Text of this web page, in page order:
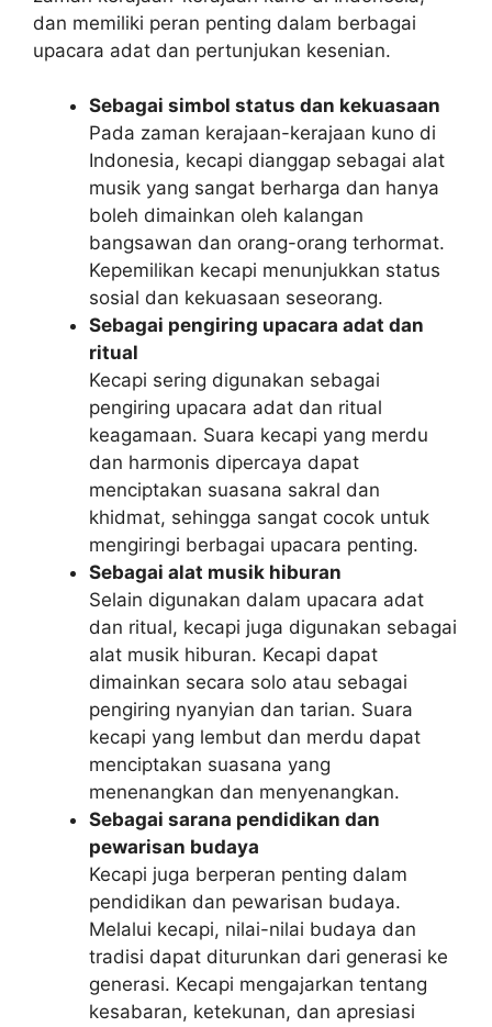
dan memiliki peran penting dalam berbagai
upacara adat dan pertunjukan kesenian.
Sebagai simbol status dan kekuasaan
Pada zaman kerajaan-kerajaan kuno di
Indonesia, kecapi dianggap sebagai alat
musik yang sangat berharga dan hanya
boleh dimainkan oleh kalangan
bangsawan dan orang-orang terhormat.
Kepemilikan kecapi menunjukkan status
sosial dan kekuasaan seseorang.
Sebagai pengiring upacara adat dan
ritual
Kecapi sering digunakan sebagai
pengiring upacara adat dan ritual
keagamaan. Suara kecapi yang merdu
dan harmonis dipercaya dapat
menciptakan suasana sakral dan
khidmat, sehingga sangat cocok untuk
mengiringi berbagai upacara penting.
Sebagai alat musik hiburan
Selain digunakan dalam upacara adat
dan ritual, kecapi juga digunakan sebagai
alat musik hiburan. Kecapi dapat
dimainkan secara solo atau sebagai
pengiring nyanyian dan tarian. Suara
kecapi yang lembut dan merdu dapat
menciptakan suasana yang
menenangkan dan menyenangkan.
Sebagai sarana pendidikan dan
pewarisan budaya
Kecapi juga berperan penting dalam
pendidikan dan pewarisan budaya.
Melalui kecapi, nilai-nilai budaya dan
tradisi dapat diturunkan dari generasi ke
generasi. Kecapi mengajarkan tentang
kesabaran, ketekunan, dan apresiasi